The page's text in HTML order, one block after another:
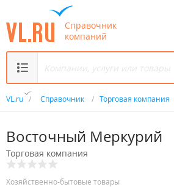
Справочник
компаний
VL.ru / Справочник / Торговая компания
Восточный Меркурий
Торговая компания
Хозяйственно-бытовые товары